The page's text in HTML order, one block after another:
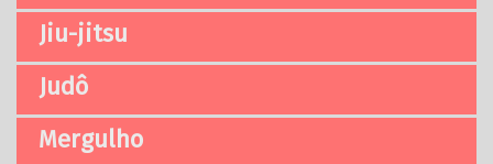
Jiu-jitsu
Judô
Mergulho